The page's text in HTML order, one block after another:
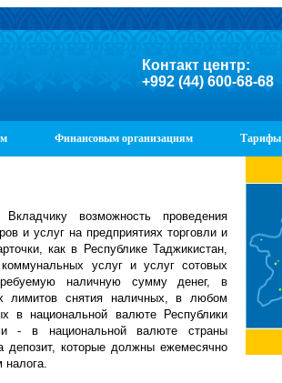
Контакт центр:
+992 (44) 600-68-68
Финансовым организациям Тарифы
возможность проведения
и услуг на предприятиях торговли и
как в Республике Таджикистан,
услуг и услуг сотовых
наличную сумму денег, в
лимитов снятия наличных, в любом
в национальной валюте Республики
- в национальной валюте страны
депозит, которые должны ежемесячно
налога.